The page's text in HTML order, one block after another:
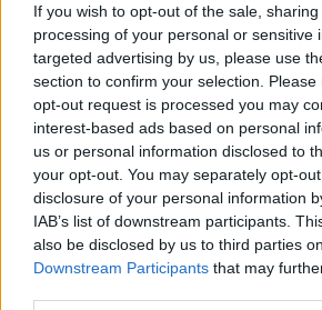
If you wish to opt-out of the sale,
processing of your personal or sensitive
targeted advertising by us, please use
section to confirm your selection.
opt-out request is processed you may
interest-based ads based on personal
us or personal information disclosed to
your opt-out. You may separately opt-
disclosure of your personal information
IAB’s list of downstream participants.
also be disclosed by us to third parties
Downstream Participants that may
sina elbilsmodeller. Det görs med
försäkringsbolaget If.
Det innebär att personbilar från
Skoda och Porsche kan få
förlängd i upp till 25 000 mil, men
valt märkesförsäkringen.
Ändringen görs den 1 juni och gäller
bilägare, men den gäller enbart elbilar